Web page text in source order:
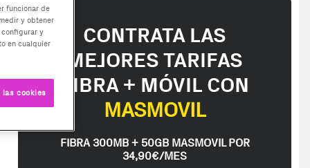
CONTRATA LAS
MEJORES TARIFAS
FIBRA + MÓVIL CON
MASMOVIL
FIBRA 300MB + 50GB MASMOVIL POR
34,90€/MES
funcionar de
y obtener
y
en cualquier
cookies